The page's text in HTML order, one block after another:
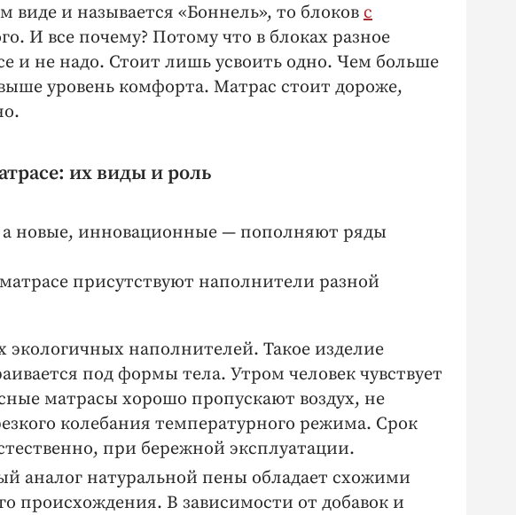
и называется «Боннель», то блоков с
И все почему? Потому что в блоках разное
и не надо. Стоит лишь усвоить одно. Чем больше
уровень комфорта. Матрас стоит дороже,
их виды и роль
новые, инновационные — пополняют ряды
присутствуют наполнители разной
наполнителей. Такое изделие
под формы тела. Утром человек чувствует
матрасы хорошо пропускают воздух, не
колебания температурного режима. Срок
при бережной эксплуатации.
аналог натуральной пены обладает схожими
происхождения. В зависимости от добавок и